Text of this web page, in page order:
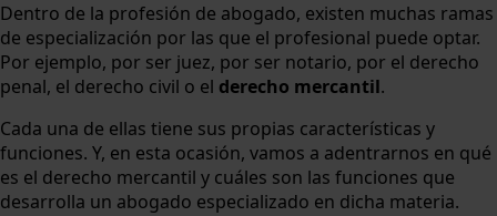
Dentro de la profesión de abogado, existen muchas ramas
de especialización por las que el profesional puede optar.
Por ejemplo, por ser juez, por ser notario, por el derecho
penal, el derecho civil o el derecho mercantil.
Cada una de ellas tiene sus propias características y
funciones. Y, en esta ocasión, vamos a adentrarnos en qué
es el derecho mercantil y cuáles son las funciones que
desarrolla un abogado especializado en dicha materia.